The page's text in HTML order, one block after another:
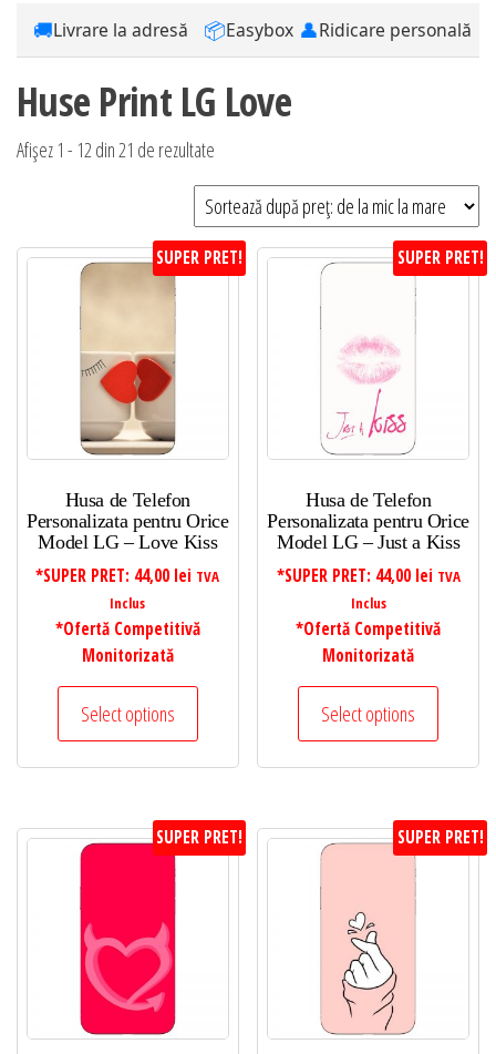
🚚Livrare la adresă 📦Easybox 👤Ridicare personală
Huse Print LG Love
Afișez 1 - 12 din 21 de rezultate
după
preț:
de
la
SUPER PRET!
Husa de Telefon
Personalizata pentru Orice
Model LG – Love Kiss
*SUPER PRET: 44,00 lei TVA
Inclus
*Ofertă Competitivă
Monitorizată
Select options
SUPER PRET!
Husa de Telefon
Personalizata pentru Orice
Model LG – Just a Kiss
*SUPER PRET: 44,00 lei TVA
Inclus
*Ofertă Competitivă
Monitorizată
Select options
SUPER PRET! SUPER PRET!